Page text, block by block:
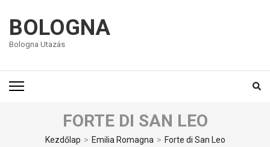
BOLOGNA
Bologna Utazás
FORTE DI SAN LEO
Kezdőlap > Emilia Romagna > Forte di San Leo